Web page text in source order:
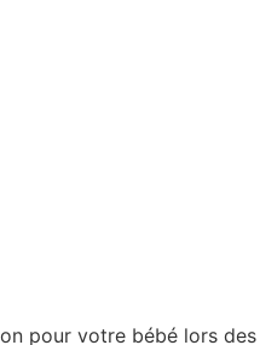
pour votre bébé lors